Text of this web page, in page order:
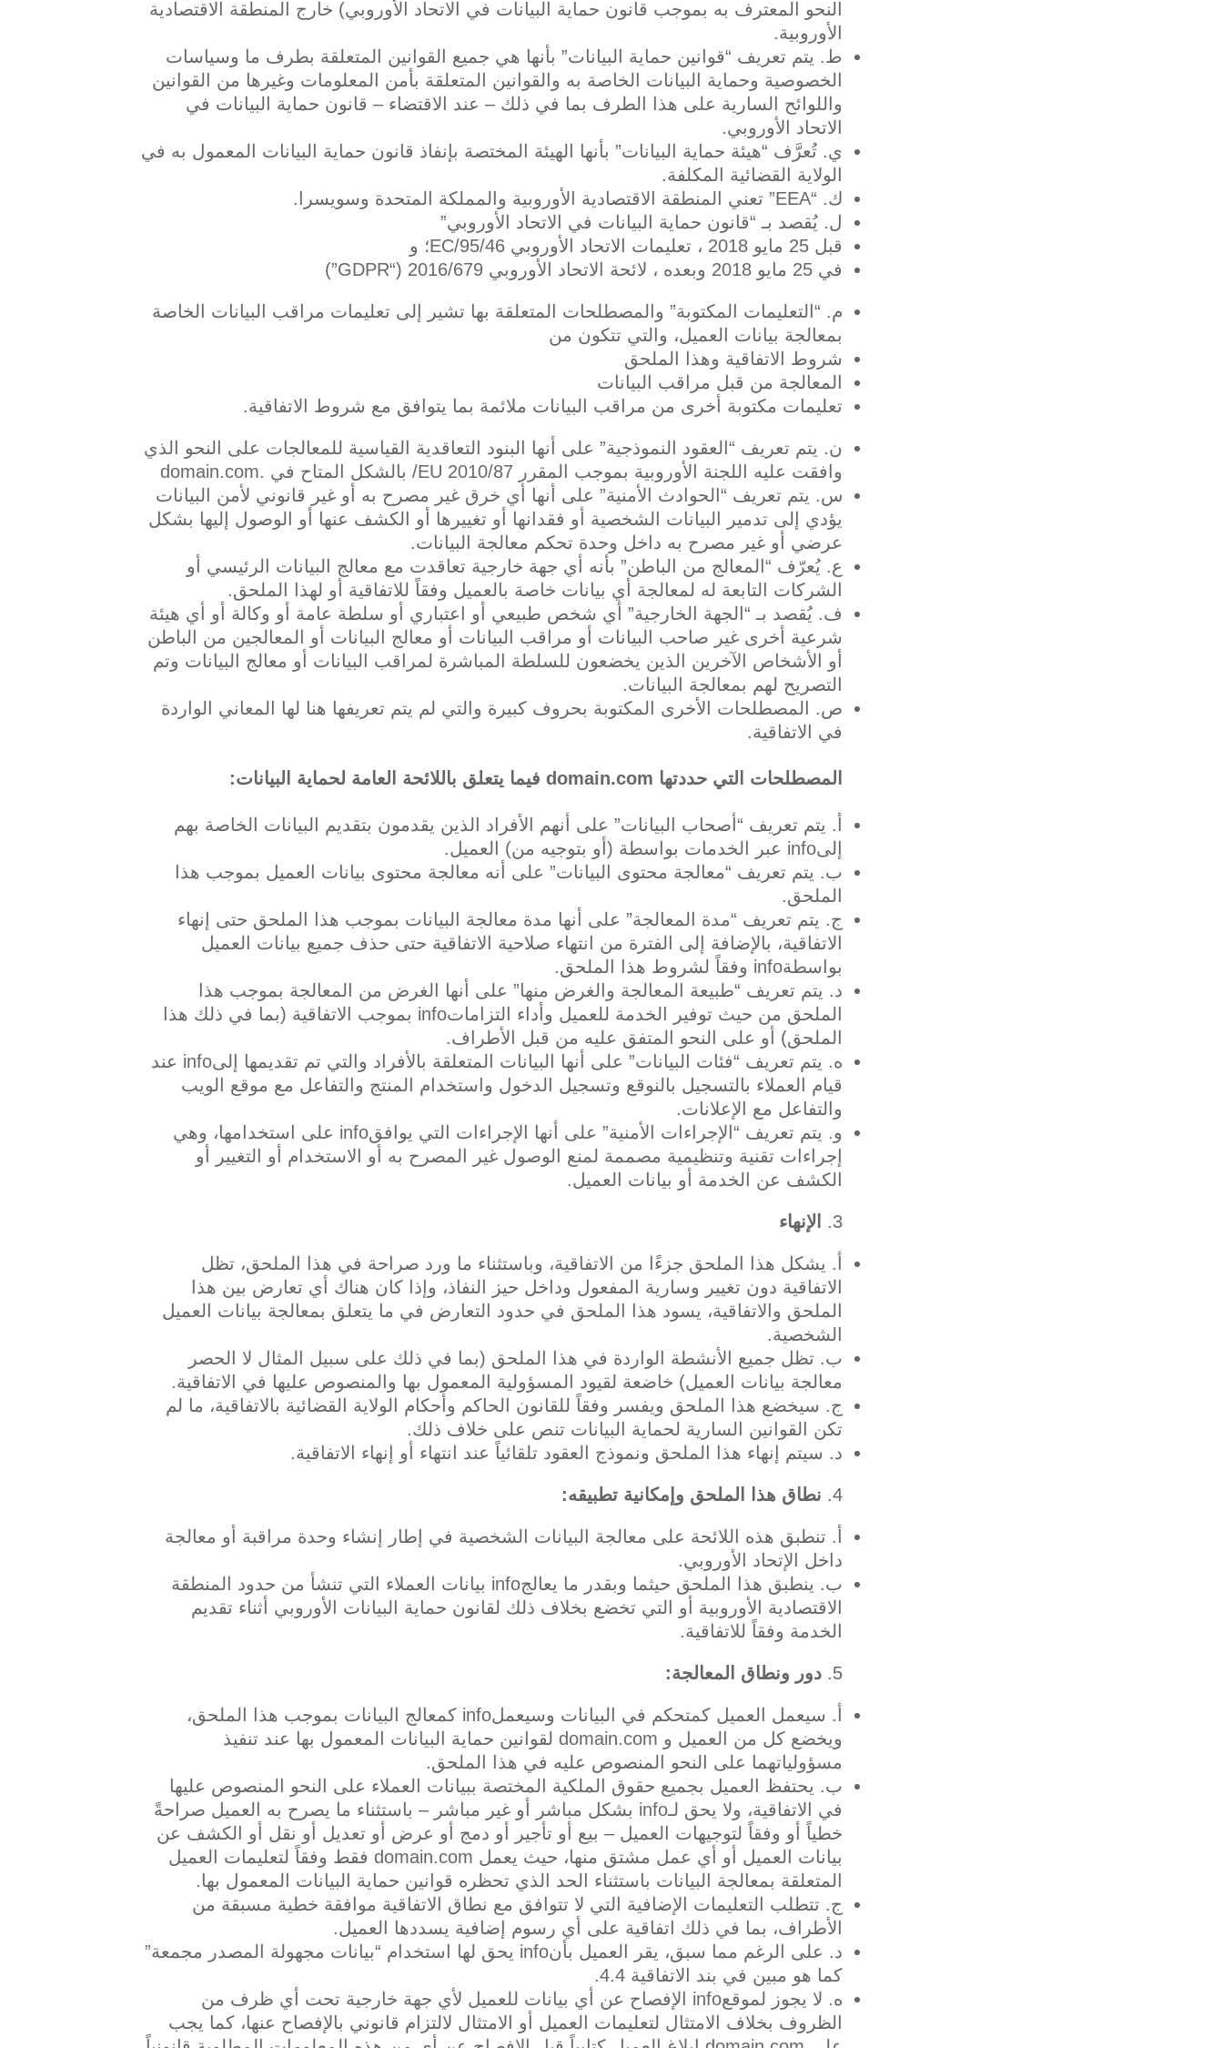
النحو المعترف به بموجب قانون حماية البيانات في الاتحاد الأوروبي) خارج المنطقة الاقتصادية
الأوروبية.
‌ط. يتم تعريف “قوانين حماية البيانات” بأنها هي جميع القوانين المتعلقة بطرف ما وسياسات
الخصوصية وحماية البيانات الخاصة به والقوانين المتعلقة بأمن المعلومات وغيرها من القوانين
واللوائح السارية على هذا الطرف بما في ذلك – عند الاقتضاء – قانون حماية البيانات في
الاتحاد الأوروبي.
‌ي. تُعرَّف “هيئة حماية البيانات” بأنها الهيئة المختصة بإنفاذ قانون حماية البيانات المعمول به في
الولاية القضائية المكلفة.
‌ك. “EEA” تعني المنطقة الاقتصادية الأوروبية والمملكة المتحدة وسويسرا.
‌ل. يُقصد بـ “قانون حماية البيانات في الاتحاد الأوروبي”
قبل 25 مايو 2018 ، تعليمات الاتحاد الأوروبي 95/46/EC؛ و
في 25 مايو 2018 وبعده ، لائحة الاتحاد الأوروبي 2016/679 (“GDPR”)
‌م. “التعليمات المكتوبة” والمصطلحات المتعلقة بها تشير إلى تعليمات مراقب البيانات الخاصة
بمعالجة بيانات العميل، والتي تتكون من
شروط الاتفاقية وهذا الملحق
المعالجة من قبل مراقب البيانات
تعليمات مكتوبة أخرى من مراقب البيانات ملائمة بما يتوافق مع شروط الاتفاقية.
‌ن. يتم تعريف “العقود النموذجية” على أنها البنود التعاقدية القياسية للمعالجات على النحو الذي
وافقت عليه اللجنة الأوروبية بموجب المقرر 2010/87 EU/ بالشكل المتاح في .domain.com
‌س. يتم تعريف “الحوادث الأمنية” على أنها أي خرق غير مصرح به أو غير قانوني لأمن البيانات
يؤدي إلى تدمير البيانات الشخصية أو فقدانها أو تغييرها أو الكشف عنها أو الوصول إليها بشكل
عرضي أو غير مصرح به داخل وحدة تحكم معالجة البيانات.
‌ع. يُعرّف “المعالج من الباطن” بأنه أي جهة خارجية تعاقدت مع معالج البيانات الرئيسي أو
الشركات التابعة له لمعالجة أي بيانات خاصة بالعميل وفقاً للاتفاقية أو لهذا الملحق.
‌ف. يُقصد بـ “الجهة الخارجية” أي شخص طبيعي أو اعتباري أو سلطة عامة أو وكالة أو أي هيئة
شرعية أخرى غير صاحب البيانات أو مراقب البيانات أو معالج البيانات أو المعالجين من الباطن
أو الأشخاص الآخرين الذين يخضعون للسلطة المباشرة لمراقب البيانات أو معالج البيانات وتم
التصريح لهم بمعالجة البيانات.
‌ص. المصطلحات الأخرى المكتوبة بحروف كبيرة والتي لم يتم تعريفها هنا لها المعاني الواردة
في الاتفاقية.
المصطلحات التي حددتها فيما يتعلق باللائحة العامة لحماية البيانات:
‌أ. يتم تعريف “أصحاب البيانات” على أنهم الأفراد الذين يقدمون بتقديم البيانات الخاصة بهم
إلىinfo عبر الخدمات بواسطة (أو بتوجيه من) العميل.
‌ب. يتم تعريف “معالجة محتوى البيانات” على أنه معالجة محتوى بيانات العميل بموجب هذا
الملحق.
‌ج. يتم تعريف “مدة المعالجة” على أنها مدة معالجة البيانات بموجب هذا الملحق حتى إنهاء
الاتفاقية، بالإضافة إلى الفترة من انتهاء صلاحية الاتفاقية حتى حذف جميع بيانات العميل
بواسطةinfo وفقاً لشروط هذا الملحق.
‌د. يتم تعريف “طبيعة المعالجة والغرض منها” على أنها الغرض من المعالجة بموجب هذا
الملحق من حيث توفير الخدمة للعميل وأداء التزاماتinfo بموجب الاتفاقية (بما في ذلك هذا
الملحق) أو على النحو المتفق عليه من قبل الأطراف.
‌ه. يتم تعريف “فئات البيانات” على أنها البيانات المتعلقة بالأفراد والتي تم تقديمها إلىinfo عند
قيام العملاء بالتسجيل بالنوقع وتسجيل الدخول واستخدام المنتج والتفاعل مع موقع الويب
والتفاعل مع الإعلانات.
‌و. يتم تعريف “الإجراءات الأمنية” على أنها الإجراءات التي يوافقinfo على استخدامها، وهي
إجراءات تقنية وتنظيمية مصممة لمنع الوصول غير المصرح به أو الاستخدام أو التغيير أو
الكشف عن الخدمة أو بيانات العميل.
الإنهاء
‌أ. يشكل هذا الملحق جزءًا من الاتفاقية، وباستثناء ما ورد صراحة في هذا الملحق، تظل
الاتفاقية دون تغيير وسارية المفعول وداخل حيز النفاذ، وإذا كان هناك أي تعارض بين هذا
الملحق والاتفاقية، يسود هذا الملحق في حدود التعارض في ما يتعلق بمعالجة بيانات العميل
الشخصية.
‌ب. تظل جميع الأنشطة الواردة في هذا الملحق (بما في ذلك على سبيل المثال لا الحصر
معالجة بيانات العميل) خاضعة لقيود المسؤولية المعمول بها والمنصوص عليها في الاتفاقية.
‌ج. سيخضع هذا الملحق ويفسر وفقاً للقانون الحاكم وأحكام الولاية القضائية بالاتفاقية، ما لم
تكن القوانين السارية لحماية البيانات تنص على خلاف ذلك.
‌د. سيتم إنهاء هذا الملحق ونموذج العقود تلقائياً عند انتهاء أو إنهاء الاتفاقية.
نطاق هذا الملحق وإمكانية تطبيقه:
‌أ. تنطبق هذه اللائحة على معالجة البيانات الشخصية في إطار إنشاء وحدة مراقبة أو معالجة
داخل الإتحاد الأوروبي.
‌ب. ينطبق هذا الملحق حيثما وبقدر ما يعالجinfo بيانات العملاء التي تنشأ من حدود المنطقة
الاقتصادية الأوروبية أو التي تخضع بخلاف ذلك لقانون حماية البيانات الأوروبي أثناء تقديم
الخدمة وفقاً للاتفاقية.
دور ونطاق المعالجة:
‌أ. سيعمل العميل كمتحكم في البيانات وسيعملinfo كمعالج البيانات بموجب هذا الملحق،
ويخضع كل من العميل و domain.com لقوانين حماية البيانات المعمول بها عند تنفيذ
مسؤولياتهما على النحو المنصوص عليه في هذا الملحق.
‌ب. يحتفظ العميل بجميع حقوق الملكية المختصة ببيانات العملاء على النحو المنصوص عليها
في الاتفاقية، ولا يحق لـinfo بشكل مباشر أو غير مباشر – باستثناء ما يصرح به العميل صراحةً
خطياً أو وفقاً لتوجيهات العميل – بيع أو تأجير أو دمج أو عرض أو تعديل أو نقل أو الكشف عن
بيانات العميل أو أي عمل مشتق منها، حيث يعمل domain.com فقط وفقاً لتعليمات العميل
المتعلقة بمعالجة البيانات باستثناء الحد الذي تحظره قوانين حماية البيانات المعمول بها.
‌ج. تتطلب التعليمات الإضافية التي لا تتوافق مع نطاق الاتفاقية موافقة خطية مسبقة من
الأطراف، بما في ذلك اتفاقية على أي رسوم إضافية يسددها العميل.
‌د. على الرغم مما سبق، يقر العميل بأنinfo يحق لها استخدام “بيانات مجهولة المصدر مجمعة”
كما هو مبين في بند الاتفاقية 4.4.
‌ه. لا يجوز لموقعinfo الإفصاح عن أي بيانات للعميل لأي جهة خارجية تحت أي ظرف من
الظروف بخلاف الامتثال لتعليمات العميل أو الامتثال لالتزام قانوني بالإفصاح عنها، كما يجب